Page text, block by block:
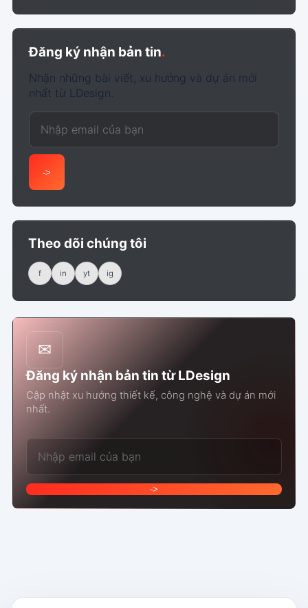
Đăng ký nhận bản tin.
Nhận những bài viết, xu hướng và dự án mới
nhất từ LDesign.
Email của bạn
->
Theo dõi chúng tôi
f in yt ig
✉
Đăng ký nhận bản tin từ LDesign
Cập nhật xu hướng thiết kế, công nghệ và dự án mới
nhất.
Email của bạn
->